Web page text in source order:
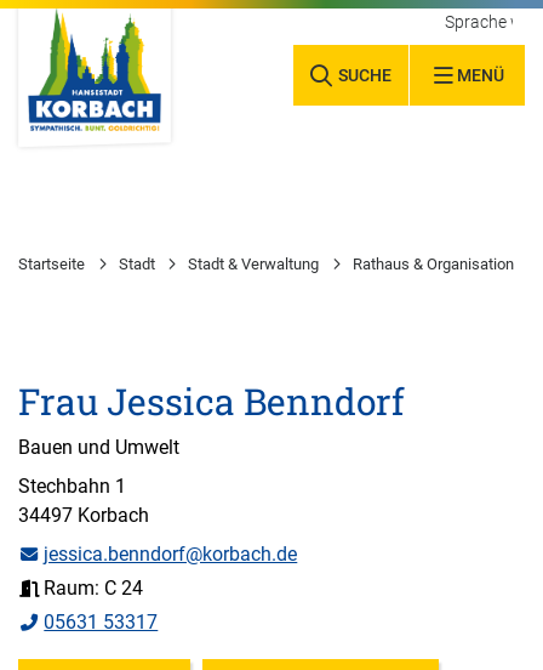
SUCHE MENÜ
Sprache
Startseite Stadt Stadt & Verwaltung Rathaus & Organisation
Frau Jessica Benndorf
Bauen und Umwelt
Stechbahn 1
34497 Korbach
jessica.benndorf@korbach.de
Raum: C 24
05631 53317